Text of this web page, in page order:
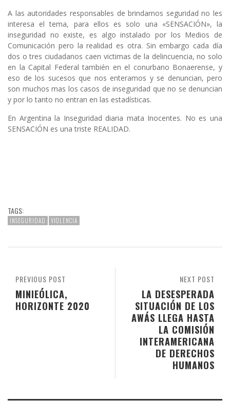
A las autoridades responsables de brindarnos seguridad no les
interesa el tema, para ellos es solo una «SENSACIÓN», la
inseguridad no existe, es algo instalado por los Medios de
Comunicación pero la realidad es otra. Sin embargo cada día
dos o tres ciudadanos caen victimas de la delincuencia, no solo
en la Capital Federal también en el conurbano Bonaerense, y
eso de los sucesos que nos enteramos y se denuncian, pero
son muchos mas los casos de inseguridad que no se denuncian
y por lo tanto no entran en las estadísticas.
En Argentina la Inseguridad diaria mata Inocentes. No es una
SENSACIÓN es una triste REALIDAD.
TAGS:
INSEGURIDAD VIOLENCIA
NEXT POST
LA DESESPERADA
SITUACIÓN DE LOS
AWÁS LLEGA HASTA
LA COMISIÓN
INTERAMERICANA
DE DERECHOS
HUMANOS
PREVIOUS POST
MINIEÓLICA,
HORIZONTE 2020